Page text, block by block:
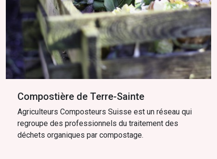
Compostière de Terre-Sainte
Agriculteurs Composteurs Suisse est un réseau qui
regroupe des professionnels du traitement des
déchets organiques par compostage.